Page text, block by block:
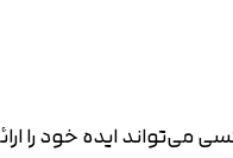
ایده خود را